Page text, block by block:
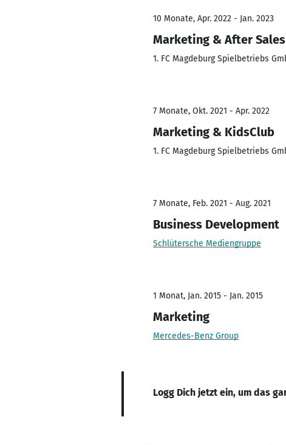
10 Monate, Apr. 2022 - Jan. 2023
Marketing & After Sales
1. FC Magdeburg Spielbetriebs
7 Monate, Okt. 2021 - Apr. 2022
Marketing & KidsClub
1. FC Magdeburg Spielbetriebs
7 Monate, Feb. 2021 - Aug. 2021
Business Development
Schlütersche Mediengruppe
1 Monat, Jan. 2015 - Jan. 2015
Marketing
Mercedes-Benz Group
Logg Dich jetzt ein, um das